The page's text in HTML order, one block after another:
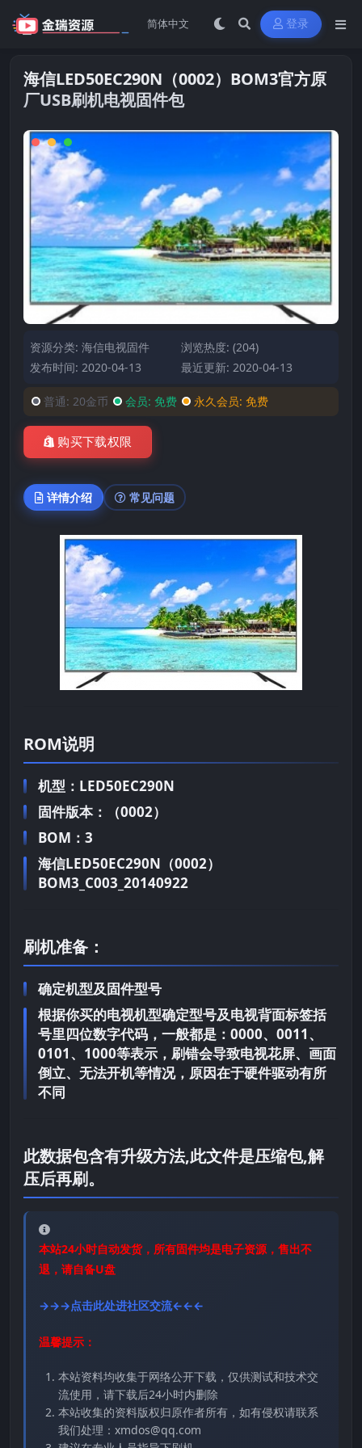
登录
海信LED50EC290N（0002）BOM3官方原
厂USB刷机电视固件包
资源分类: 海信电视固件
浏览热度: (204)
发布时间: 2020-04-13
最近更新: 2020-04-13
普通: 20金币 会员: 免费 永久会员: 免费
购买下载权限
详情介绍 常见问题
ROM说明
机型：LED50EC290N
固件版本：（0002）
BOM：3
海信LED50EC290N（0002）
BOM3_C003_20140922
刷机准备：
确定机型及固件型号
根据你买的电视机型确定型号及电视背面标签括
号里四位数字代码，一般都是：0000、0011、
0101、1000等表示，刷错会导致电视花屏、画面
倒立、无法开机等情况，原因在于硬件驱动有所
不同
此数据包含有升级方法,此文件是压缩包,解
压后再刷。
本站24小时自动发货，所有固件均是电子资源，售出不
退，请自备U盘
→→→点击此处进社区交流←←←
温馨提示：
本站资料均收集于网络公开下载，仅供测试和技术交
流使用，请下载后24小时内删除
本站收集的资料版权归原作者所有，如有侵权请联系
我们处理：xmdos@qq.com